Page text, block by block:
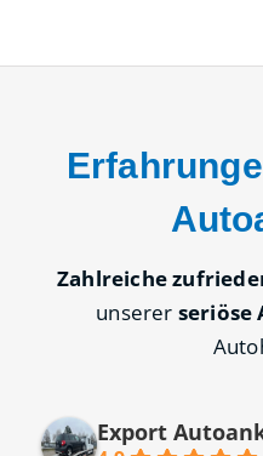
Zahlreiche
unserer seriöse
Export